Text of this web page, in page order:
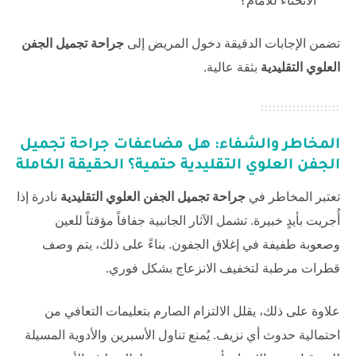
تضمن الإجابات الدقيقة دخول المريض إلى جراحة تجميل الجفن
العلوي التقليدية بثقة عالية.
المخاطر والشفاء: هل مضاعفات جراحة تجميل
الجفن العلوي التقليدية حتمية؟ الحقيقة الكاملة
تعتبر المخاطر في جراحة تجميل الجفن العلوي التقليدية نادرة إذا
أُجريت بأيدٍ خبيرة. تشمل الآثار الجانبية جفافاً مؤقتاً للعين
وصعوبة طفيفة في إغلاق الجفون. بناءً على ذلك، يتم وصف
قطرات مرطبة لتخفيف الانزعاج بشكل فوري.
علاوة على ذلك، يقلل الالتزام الصارم بتعليمات التعافي من
احتمالية حدوث أي نزيف. يُمنع تناول الأسبرين والأدوية المسيلة